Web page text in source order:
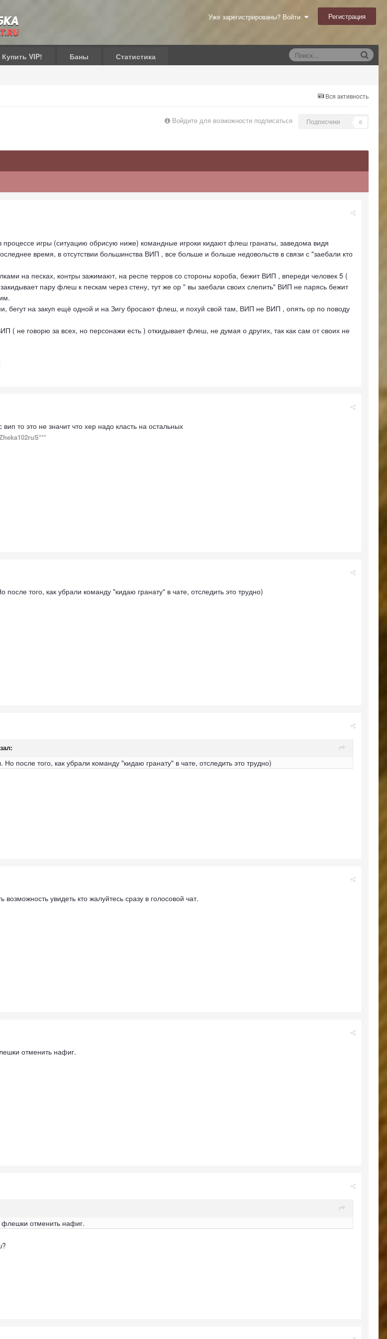
Уже зарегистрированы? Войти Регистрация
Купить VIP! Баны Статистика
Вся активность
Войдите для возможности подписаться Подписчики 0
игры (ситуацию обрисую ниже) командные игроки кидают флеш гранаты, заведома видя
время, в отсутствии большинства ВИП , все больше и больше недовольств в связи с "заебали кто
на песках, контры зажимают, на респе терров со стороны короба, бежит ВИП , впереди человек 5 (
пару флеш к пескам через стену, тут же ор " вы заебали своих слепить" ВИП не парясь бежит
бегут на закуп ещё одной и на Зигу бросают флеш, и похуй свой там, ВИП не ВИП , опять ор по поводу
( не говорю за всех, но персонажи есть ) откидывает флеш, не думая о других, так как сам от своих не
то это не значит что хер надо класть на остальных
того, как убрали команду "кидаю гранату" в чате, отследить это трудно)
после того, как убрали команду "кидаю гранату" в чате, отследить это трудно)
возможность увидеть кто жалуйтесь сразу в голосовой чат.
отменить нафиг.
отменить нафиг.